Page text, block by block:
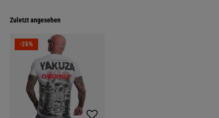
Zuletzt angesehen
-26%